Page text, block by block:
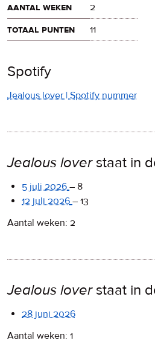
aantal weken
2
totaal punten
11
Spotify
Jealous lover | Spotify nummer
Jealous loverstaat in
5 juli 2026 – 8
12 juli 2026 – 13
Aantal weken: 2
Jealous loverstaat in
28 juni 2026
Aantal weken: 1